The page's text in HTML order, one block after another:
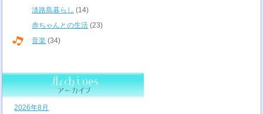
淡路島暮らし (14)
赤ちゃんとの生活 (23)
音楽 (34)
2026年8月